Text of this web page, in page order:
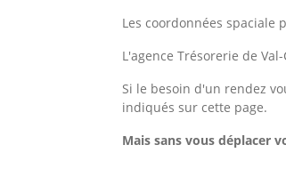
Les coordonnées spaciale
L'agence Trésorerie de
Si le besoin d'un rendez
indiqués sur cette page.
Mais sans vous déplacer